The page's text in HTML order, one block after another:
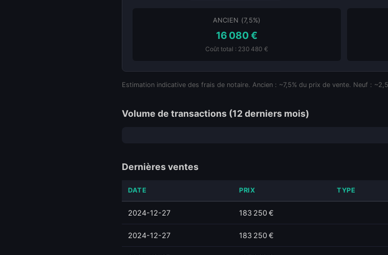
ANCIEN (7,5%)
16 080 €
Coût total : 230 480 €
Estimation indicative des frais de notaire. Ancien : ~7,5% du prix de vente. Neuf :
Volume de transactions (12 derniers mois)
Dernières ventes
DATE PRIX TYPE
2024-12-27 183 250 €
2024-12-27 183 250 €